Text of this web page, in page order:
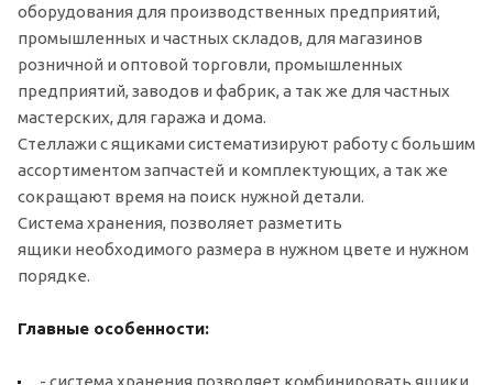
оборудования для производственных предприятий,
промышленных и частных складов, для магазинов
розничной и оптовой торговли, промышленных
предприятий, заводов и фабрик, а так же для частных
мастерских, для гаража и дома.
Стеллажи с ящиками систематизируют работу с большим
ассортиментом запчастей и комплектующих, а так же
сокращают время на поиск нужной детали.
Система хранения, позволяет разметить
ящики необходимого размера в нужном цвете и нужном
порядке.
Главные особенности:
- система хранения позволяет комбинировать ящики